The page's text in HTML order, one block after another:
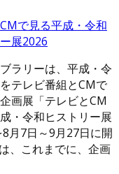
で見る平成・令和
展2026
ラリーは、平成・令
テレビ番組とCMで
画展「テレビとCM
・令和ヒストリー展
月7日～9月27日に開
、これまでに、企画